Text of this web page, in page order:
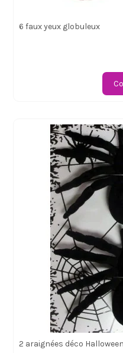
6 faux yeux globuleux
2 araignées déco Halloween